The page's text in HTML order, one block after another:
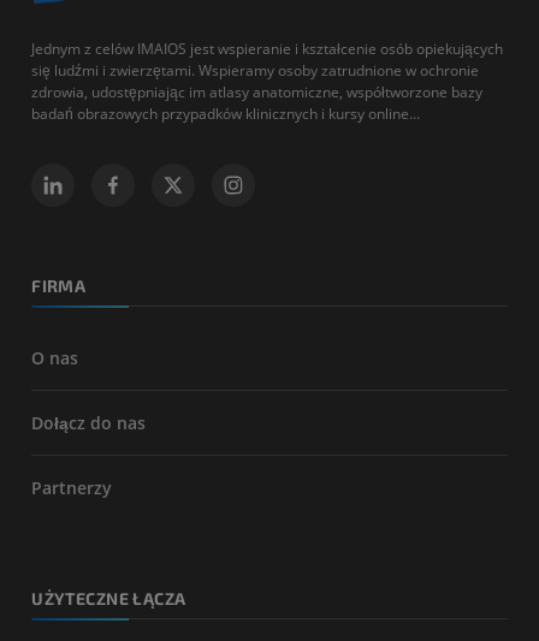
Jednym z celów IMAIOS jest wspieranie i kształcenie osób opiekujących
się ludźmi i zwierzętami. Wspieramy osoby zatrudnione w ochronie
zdrowia, udostępniając im atlasy anatomiczne, współtworzone bazy
badań obrazowych przypadków klinicznych i kursy online...
FIRMA
O nas
Dołącz do nas
Partnerzy
UŻYTECZNE ŁĄCZA